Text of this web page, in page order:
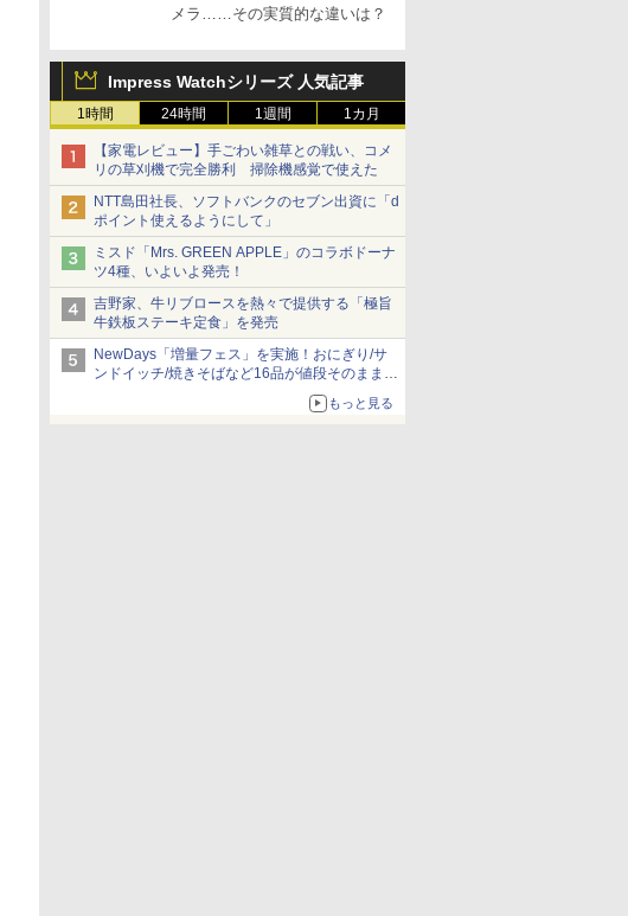
メラ……その実質的な違いは？
Impress Watchシリーズ 人気記事
1時間 24時間 1週間 1カ月
【家電レビュー】手ごわい雑草との戦い、コメ
リの草刈機で完全勝利 掃除機感覚で使えた
NTT島田社長、ソフトバンクのセブン出資に「d
ポイント使えるようにして」
ミスド「Mrs. GREEN APPLE」のコラボドーナ
ツ4種、いよいよ発売！
吉野家、牛リブロースを熱々で提供する「極旨
牛鉄板ステーキ定食」を発売
NewDays「増量フェス」を実施！おにぎり/サ
ンドイッチ/焼きそばなど16品が値段そのままで
もっと見る